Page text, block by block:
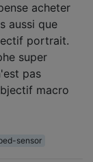
acheter
aussi que
portrait.
super
pas
macro
sensor